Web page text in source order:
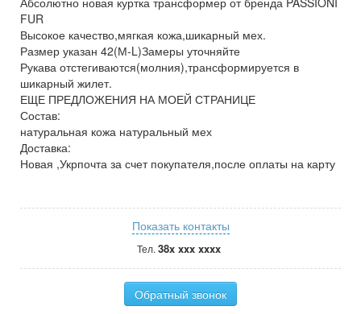
FUR
Высокое качество,мягкая кожа,шикарный мех.
Размер указан 42(М-L)Замеры уточняйте
Рукава отстегиваются(молния),трансформируется в
шикарный жилет.
ЕЩЕ ПРЕДЛОЖЕНИЯ НА МОЕЙ СТРАНИЦЕ
Состав:
натуральная кожа натуральный мех
Доставка:
Новая ,Укрпочта за счет покупателя,после оплаты на карту
Показать контакты
Тел. 38x xxx xxxx
Обратный звонок